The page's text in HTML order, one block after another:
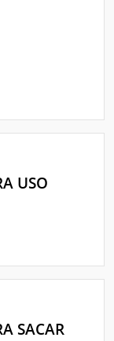
USO
SACAR